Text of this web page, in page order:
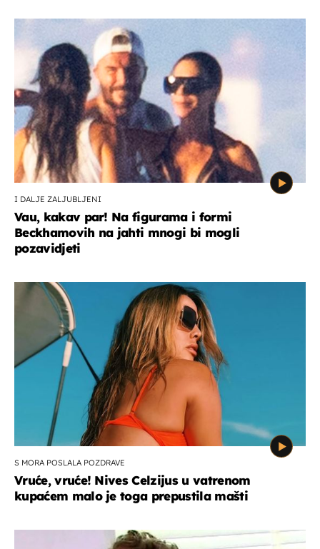
I DALJE ZALJUBLJENI
Vau, kakav par! Na figurama i formi
Beckhamovih na jahti mnogi bi mogli
pozavidjeti
S MORA POSLALA POZDRAVE
Vruće, vruće! Nives Celzijus u vatrenom
kupaćem malo je toga prepustila mašti